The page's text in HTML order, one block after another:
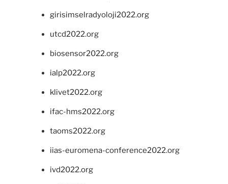
girisimselradyoloji2022.org
utcd2022.org
biosensor2022.org
ialp2022.org
klivet2022.org
ifac-hms2022.org
taoms2022.org
iias-euromena-conference2022.org
ivd2022.org